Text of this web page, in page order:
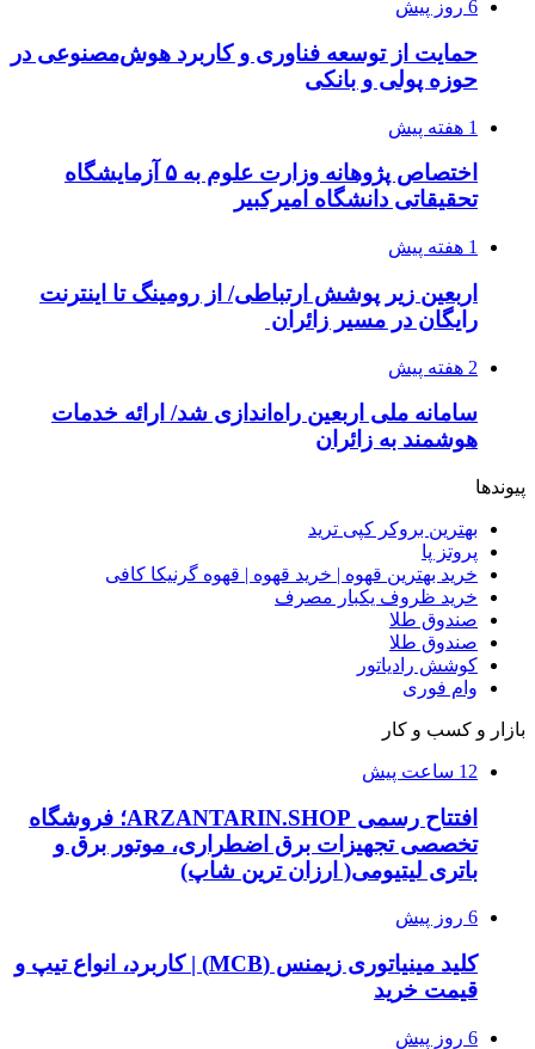
6 روز پیش
حمایت از توسعه فناوری و کاربرد هوش‌مصنوعی در
حوزه پولی و بانکی
1 هفته پیش
اختصاص پژوهانه وزارت علوم به ۵ آزمایشگاه
تحقیقاتی دانشگاه امیرکبیر
1 هفته پیش
اربعین زیر پوشش ارتباطی/ از رومینگ تا اینترنت
رایگان در مسیر زائران
2 هفته پیش
سامانه ملی اربعین راه‌اندازی شد/ ارائه خدمات
هوشمند به زائران
پیوندها
بهترین بروکر کپی ترید
پروتز پا
خرید بهترین قهوه | خرید قهوه | قهوه گرنیکا کافی
خرید ظروف یکبار مصرف
صندوق طلا
صندوق طلا
کوشش رادیاتور
وام فوری
بازار و کسب و کار
12 ساعت پیش
افتتاح رسمی ARZANTARIN.SHOP؛ فروشگاه
تخصصی تجهیزات برق اضطراری، موتور برق و
باتری لیتیومی( ارزان ترین شاپ)
6 روز پیش
کلید مینیاتوری زیمنس (MCB) | کاربرد، انواع تیپ و
قیمت خرید
6 روز پیش